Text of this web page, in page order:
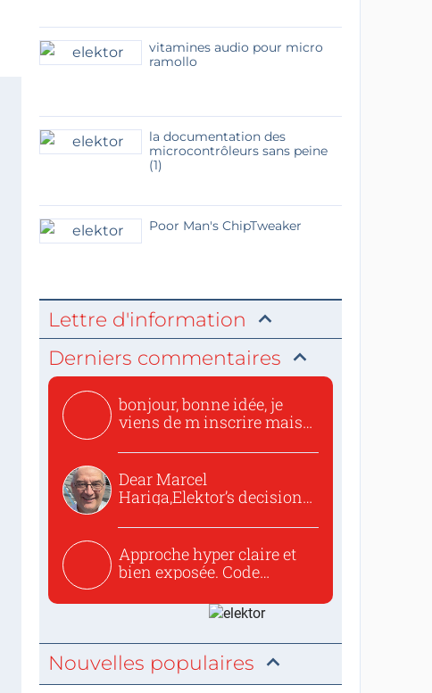
vitamines audio pour micro
ramollo
la documentation des
microcontrôleurs sans peine
(1)
Poor Man's ChipTweaker
Lettre d'information
Derniers commentaires
bonjour, bonne idée, je
viens de m inscrire mais
Dear Marcel
Hariga,Elektor’s decision
Approche hyper claire et
bien exposée. Code
Nouvelles populaires